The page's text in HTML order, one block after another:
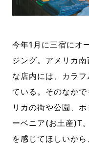
今年1月に三宿にオ
ジング。アメリカ
な店内には、カラ
ている。そのなか
リカの街や公園、
ーベニア(お土産)T
を感じてほしいか